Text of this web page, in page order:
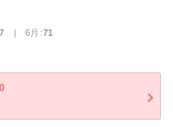
| 6月:71